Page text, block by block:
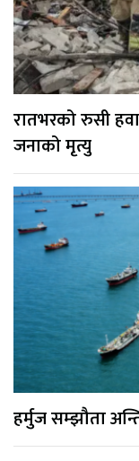
रातभरको रुसी
जनाको मृत्यु
हर्मुज सम्झौता